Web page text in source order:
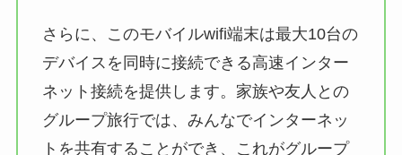
さらに、このモバイルwifi端末は最大10台の
デバイスを同時に接続できる高速インター
ネット接続を提供します。家族や友人との
グループ旅行では、みんなでインターネッ
トを共有することができ、これがグループ